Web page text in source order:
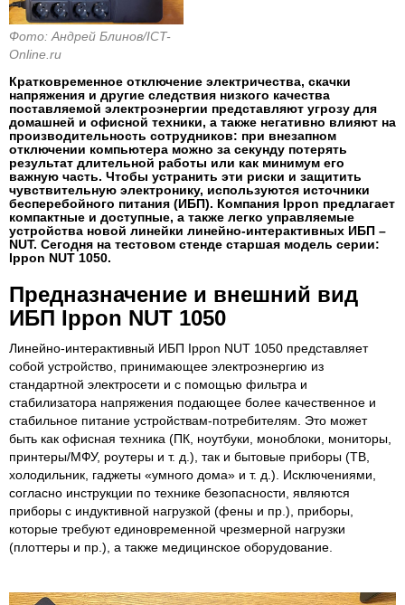
Фото: Андрей Блинов/ICT-
Online.ru
Кратковременное отключение электричества, скачки
напряжения и другие следствия низкого качества
поставляемой электроэнергии представляют угрозу для
домашней и офисной техники, а также негативно влияют на
производительность сотрудников: при внезапном
отключении компьютера можно за секунду потерять
результат длительной работы или как минимум его
важную часть. Чтобы устранить эти риски и защитить
чувствительную электронику, используются источники
бесперебойного питания (ИБП). Компания Ippon предлагает
компактные и доступные, а также легко управляемые
устройства новой линейки линейно-интерактивных ИБП –
NUT. Сегодня на тестовом стенде старшая модель серии:
Ippon NUT 1050.
Предназначение и внешний вид
ИБП Ippon NUT 1050
Линейно-интерактивный ИБП Ippon NUT 1050 представляет
собой устройство, принимающее электроэнергию из
стандартной электросети и с помощью фильтра и
стабилизатора напряжения подающее более качественное и
стабильное питание устройствам-потребителям. Это может
быть как офисная техника (ПК, ноутбуки, моноблоки, мониторы,
принтеры/МФУ, роутеры и т. д.), так и бытовые приборы (ТВ,
холодильник, гаджеты «умного дома» и т. д.). Исключениями,
согласно инструкции по технике безопасности, являются
приборы с индуктивной нагрузкой (фены и пр.), приборы,
которые требуют единовременной чрезмерной нагрузки
(плоттеры и пр.), а также медицинское оборудование.